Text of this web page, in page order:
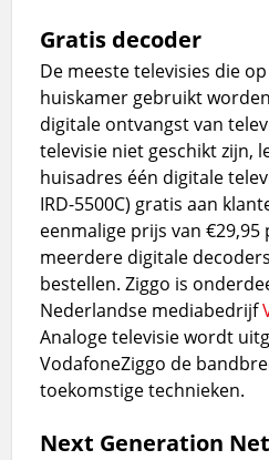
Gratis decoder
De meeste televisies die
huiskamer gebruikt
digitale ontvangst van
televisie niet geschikt zijn,
huisadres één digitale
IRD-5500C) gratis aan
eenmalige prijs van
meerdere digitale
bestellen. Ziggo is
Nederlandse mediabedrijf
Analoge televisie wordt
VodafoneZiggo de
toekomstige technieken.
Next Generation